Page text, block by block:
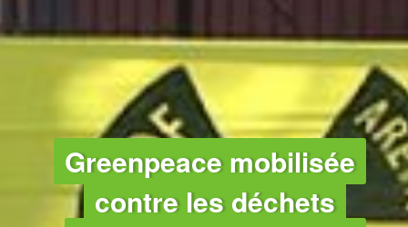
Greenpeace mobilisée
contre les déchets